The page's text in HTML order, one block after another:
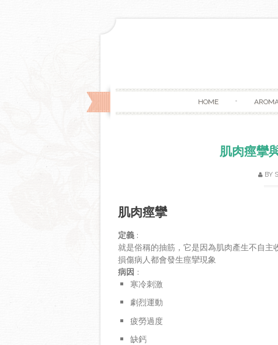
HOME
肌肉痙攣
BY
肌肉痙攣
定義 :
就是俗稱的抽筋，它是因為肌肉產生不自主
損傷病人都會發生痙攣現象
病因 :
寒冷刺激
劇烈運動
疲勞過度
缺鈣